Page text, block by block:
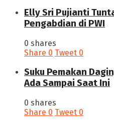
Elly Sri Pujianti
Pengabdian di PWI
0 shares
Share 0 Tweet 0
‎Suku Pemakan
Ada Sampai Saat Ini
0 shares
Share 0 Tweet 0